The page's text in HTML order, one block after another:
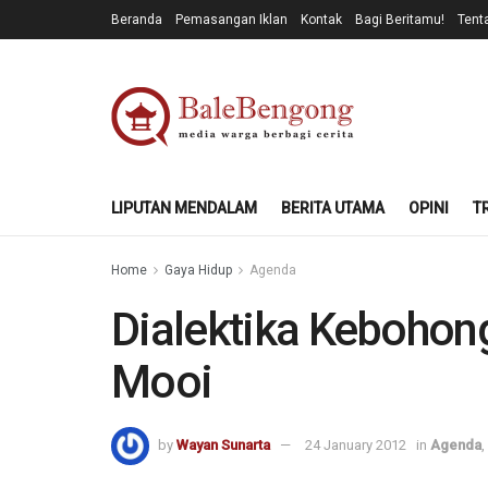
Beranda Pemasangan Iklan Kontak Bagi Beritamu!
LIPUTAN MENDALAM BERITA UTAMA OPINI
Home Gaya Hidup Agenda
Dialektika
Mooi
by Wayan Sunarta 24 January 2012 in Agenda